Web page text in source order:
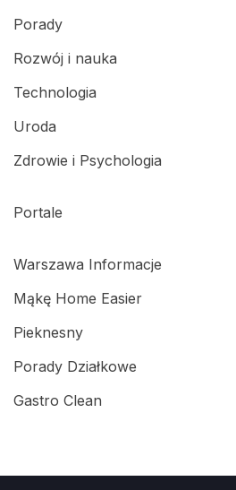
Porady
Rozwój i nauka
Technologia
Uroda
Zdrowie i Psychologia
Portale
Warszawa Informacje
Mąkę Home Easier
Pieknesny
Porady Działkowe
Gastro Clean